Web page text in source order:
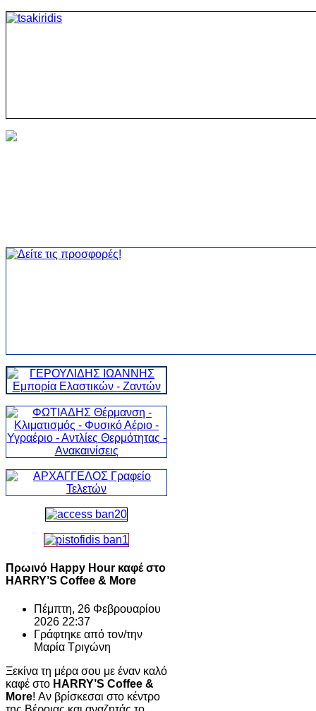
Πρωινό Happy Hour καφέ στο
HARRY’S Coffee & More
Πέμπτη, 26 Φεβρουαρίου
2026 22:37
Γράφτηκε από τον/την
Μαρία Τριγώνη
Ξεκίνα τη μέρα σου με έναν καλό
καφέ στο HARRY’S Coffee &
More! Αν βρίσκεσαι στο κέντρο